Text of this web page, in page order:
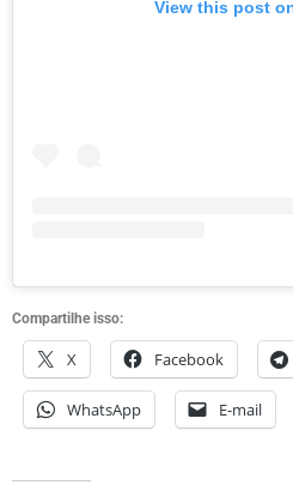
View this post
Compartilhe isso:
X Facebook
WhatsApp E-mail